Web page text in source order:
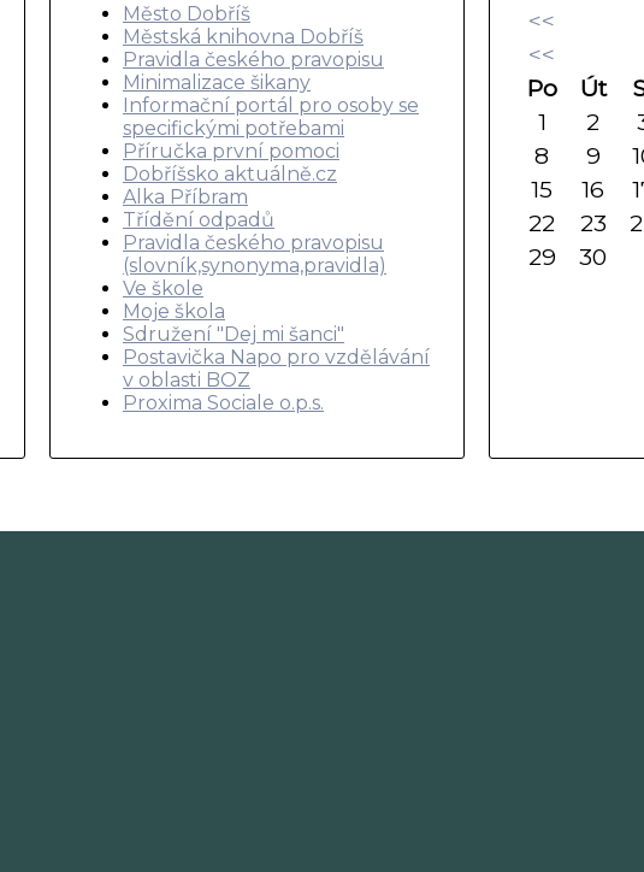
Město Dobříš
Městská knihovna Dobříš
Pravidla českého pravopisu
Minimalizace šikany
Informační portál pro osoby se
specifickými potřebami
Příručka první pomoci
Dobříšsko aktuálně.cz
Alka Příbram
Třídění odpadů
Pravidla českého pravopisu
(slovník,synonyma,pravidla)
Ve škole
Moje škola
Sdružení "Dej mi šanci"
Postavička Napo pro vzdělávání
v oblasti BOZ
Proxima Sociale o.p.s.
<<
<<
Po
Út
1
2
8
9
15
16
22
23
29
30